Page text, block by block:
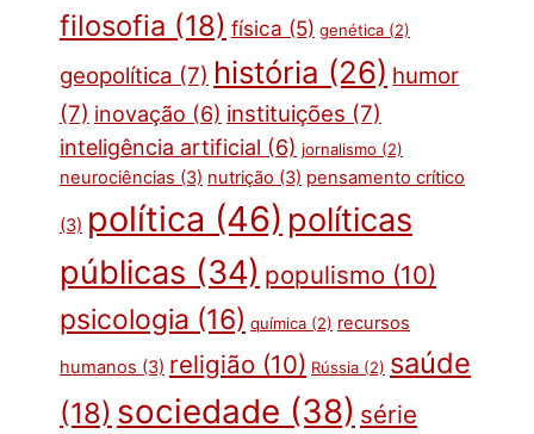
filosofia (18) física (5) genética (2)
geopolítica (7) história (26) humor
(7) inovação (6) instituições (7)
inteligência artificial (6) jornalismo (2)
neurociências (3) nutrição (3) pensamento crítico
(3) política (46) políticas
públicas (34) populismo (10)
psicologia (16) química (2) recursos
humanos (3) religião (10) Rússia (2) saúde
(18) sociedade (38) série